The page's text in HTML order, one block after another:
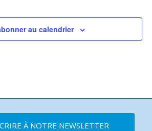
au calendrier
À NOTRE NEWSLETTER